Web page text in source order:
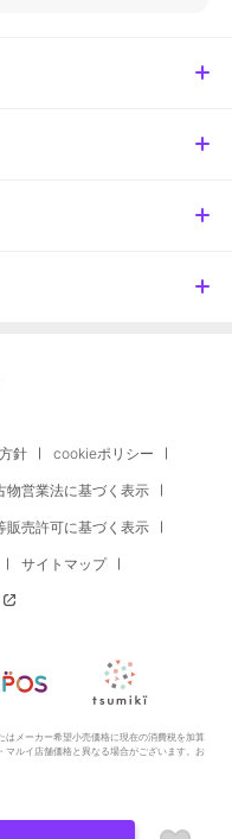
針 cookieポリシー
物営業法に基づく表示
販売許可に基づく表示
サイトマップ
メーカー希望小売価格に現在の消費税を加算
ルイ店舗価格と異なる場合がございます。お